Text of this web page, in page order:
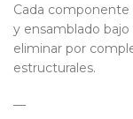
Cada
y ensamblado
eliminar por
estructurales.
—